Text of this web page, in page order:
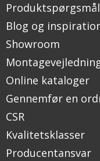
Produktspørgsmål
Blog og
Showroom
Online kataloger
Gennemfør en
CSR
Kvalitetsklasser
Producentansvar